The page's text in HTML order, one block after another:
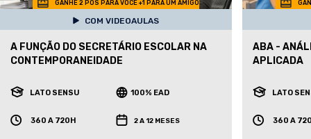
GANHE 2 POS PARA VOCE +1 PARA UM AMIGO
COM VIDEOAULAS
A FUNÇÃO DO SECRETÁRIO ESCOLAR NA
CONTEMPORANEIDADE
LATO SENSU 100% EAD
360 A 720H 2 A 12 MESES
ABA -
APLICADA
LATO
360 A